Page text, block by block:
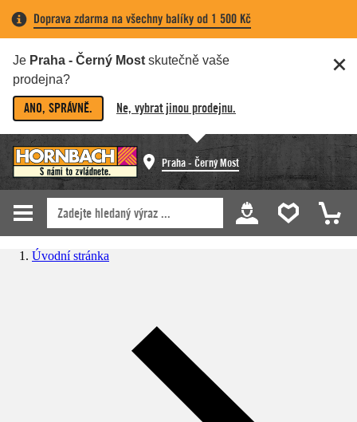
Doprava zdarma na všechny balíky od 1 500 Kč
Je Praha - Černý Most skutečně vaše
prodejna?
ANO, SPRÁVNĚ. Ne, vybrat jinou prodejnu.
Praha - Černý Most
Úvodní stránka